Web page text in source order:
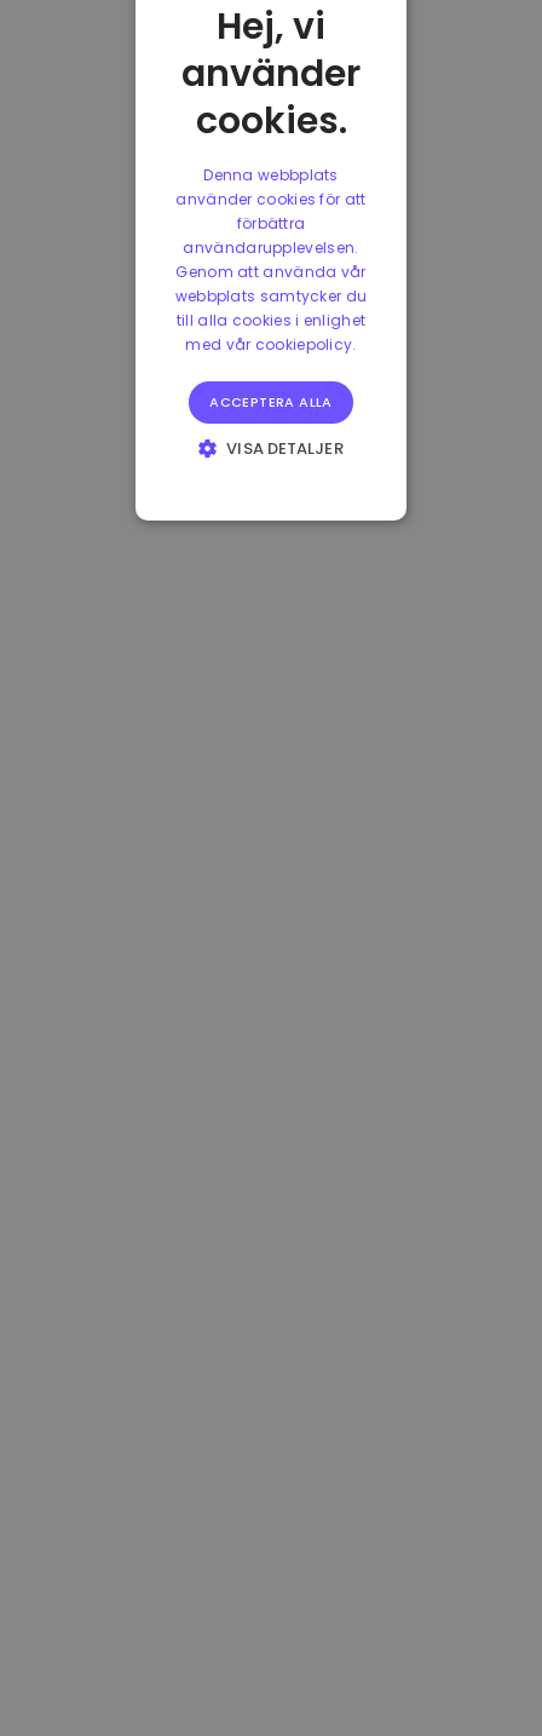
Hej, vi
använder
cookies.
Denna webbplats
använder cookies för att
förbättra
användarupplevelsen.
Genom att använda vår
webbplats samtycker du
till alla cookies i enlighet
med vår cookiepolicy.
ACCEPTERA ALLA
VISA DETALJER